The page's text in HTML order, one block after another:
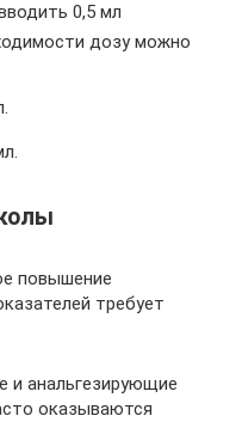
0,5 мл
дозу можно
повышение
требует
и анальгезирующие
оказываются